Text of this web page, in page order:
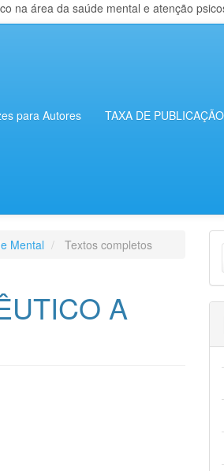
na área da saúde mental e atenção
para Autores TAXA DE PUBLICAÇÃO
Mental Textos completos
A